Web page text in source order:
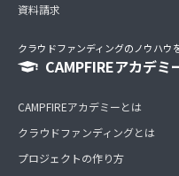
資料請求
クラウドファンディングのノウハウ
CAMPFIREアカデミ
CAMPFIREアカデミーとは
クラウドファンディングとは
プロジェクトの作り方